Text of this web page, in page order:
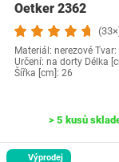
Oetker 2362
Materiál: nerezové
Určení: na dorty Délka
Šířka [cm]: 26
> 5 kusů
Výprodej